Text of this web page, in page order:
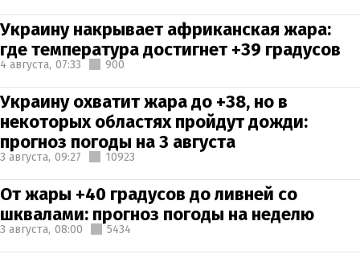
Украину накрывает африканская жара:
где температура достигнет +39 градусов
4 августа, 07:33 900
Украину охватит жара до +38, но в
некоторых областях пройдут дожди:
прогноз погоды на 3 августа
3 августа, 09:27 10923
От жары +40 градусов до ливней со
шквалами: прогноз погоды на неделю
3 августа, 08:00 5434